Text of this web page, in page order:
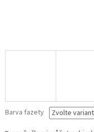
Barva fazety